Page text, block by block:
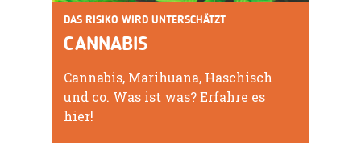
DAS RISIKO WIRD UNTERSCHÄTZT
CANNABIS
Cannabis, Marihuana, Haschisch
und co. Was ist was? Erfahre es
hier!